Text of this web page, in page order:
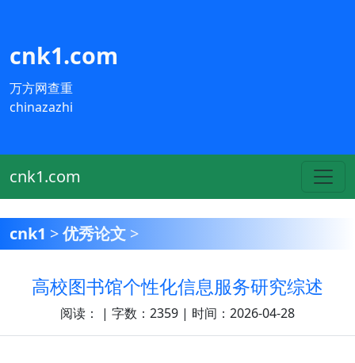
cnk1.com
万方网查重
chinazazhi
cnk1.com
cnk1 >优秀论文 >
高校图书馆个性化信息服务研究综述
阅读： | 字数：2359 | 时间：2026-04-28